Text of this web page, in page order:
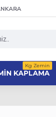
KAPLAMA
Kg Zemin